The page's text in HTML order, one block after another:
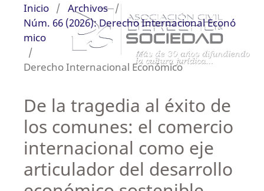
Inicio / Archivos /
Núm. 66 (2026): Derecho Internacional Econó
mico
/
Derecho Internacional Económico
De la tragedia al éxito de
los comunes: el comercio
internacional como eje
articulador del desarrollo